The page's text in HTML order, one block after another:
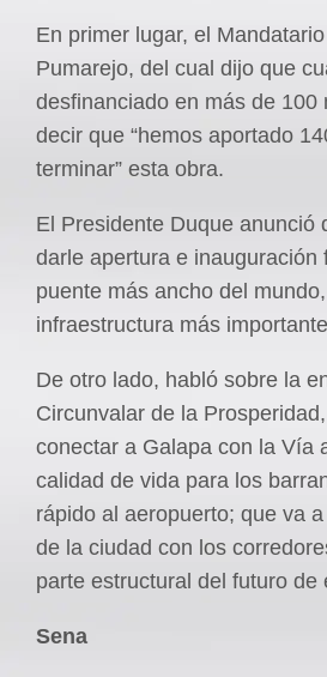
En primer lugar, el
Pumarejo, del cual dijo que
desfinanciado en más de 100
decir que “hemos aportado
terminar” esta obra.
El Presidente Duque anunció
darle apertura e
puente más ancho del
infraestructura más
De otro lado, habló sobre la
Circunvalar de la
conectar a Galapa con la Vía
calidad de vida para los
rápido al aeropuerto; que va
de la ciudad con los
parte estructural del futuro de
Sena